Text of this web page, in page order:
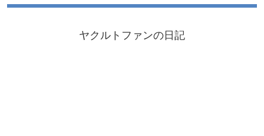
ヤクルトファンの日記